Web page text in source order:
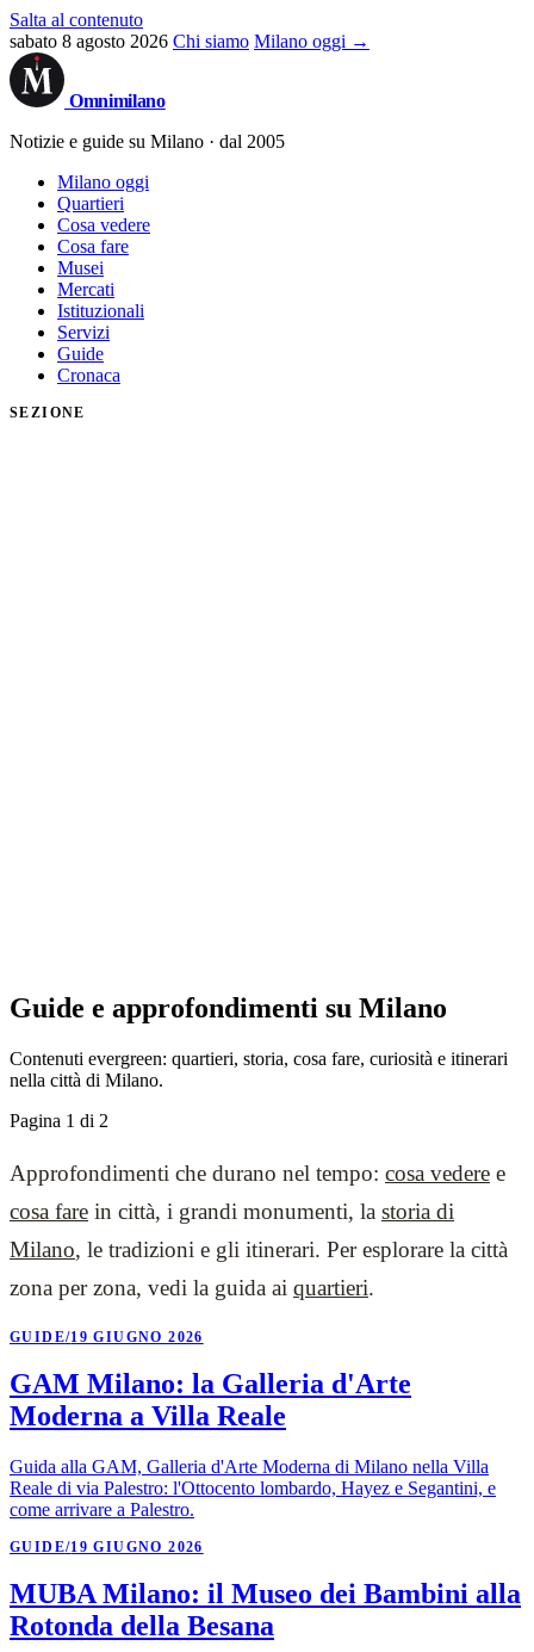
Salta al contenuto
sabato 8 agosto 2026 Chi siamo Milano oggi →
Omnimilano
Notizie e guide su Milano · dal 2005
Milano oggi
Quartieri
Cosa vedere
Cosa fare
Musei
Mercati
Istituzionali
Servizi
Guide
Cronaca
SEZIONE
Guide e approfondimenti su Milano
Contenuti evergreen: quartieri, storia, cosa fare, curiosità e itinerari
nella città di Milano.
Pagina 1 di 2
Approfondimenti che durano nel tempo: cosa vedere e
cosa fare in città, i grandi monumenti, la storia di
Milano, le tradizioni e gli itinerari. Per esplorare la città
zona per zona, vedi la guida ai quartieri.
GUIDE/19 GIUGNO 2026
GAM Milano: la Galleria d'Arte
Moderna a Villa Reale
Guida alla GAM, Galleria d'Arte Moderna di Milano nella Villa
Reale di via Palestro: l'Ottocento lombardo, Hayez e Segantini, e
come arrivare a Palestro.
GUIDE/19 GIUGNO 2026
MUBA Milano: il Museo dei Bambini alla
Rotonda della Besana